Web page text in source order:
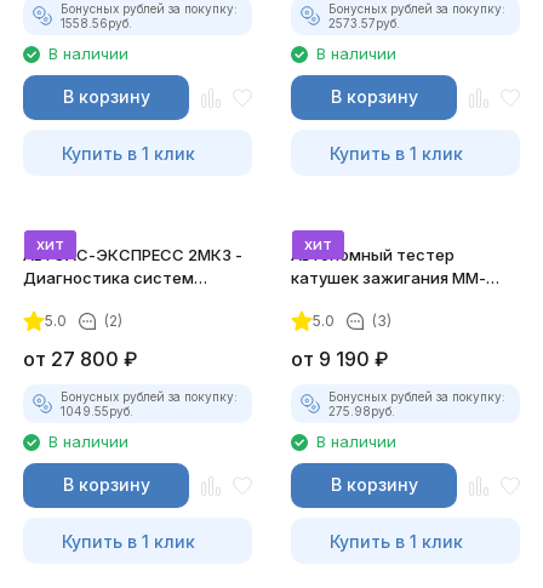
Бонусных рублей за покупку:
1558.56руб.
В наличии
В корзину
Купить в 1 клик
Бонусных рублей за покупку:
2573.57руб.
В наличии
В корзину
Купить в 1 клик
хит
АВТОАС-ЭКСПРЕСС 2МК3 -
Диагностика систем
5.0 (2)
от 27 800 ₽
Бонусных рублей за покупку:
1049.55руб.
В наличии
В корзину
Купить в 1 клик
хит
Автономный тестер
катушек зажигания ММ-
комплект)
5.0 (3)
от 9 190 ₽
Бонусных рублей за покупку:
275.98руб.
В наличии
В корзину
Купить в 1 клик